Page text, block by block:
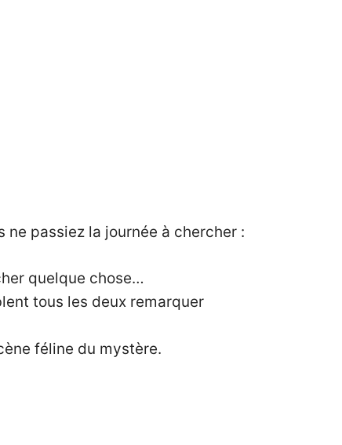
ne passiez la journée à chercher :
quelque chose…
tous les deux remarquer
féline du mystère.